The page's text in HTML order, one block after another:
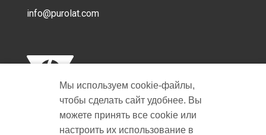
info@purolat.com
Мы используем cookie‑файлы,
чтобы сделать сайт удобнее. Вы
можете принять все cookie или
настроить их использование в